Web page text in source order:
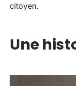
citoyen.
Une